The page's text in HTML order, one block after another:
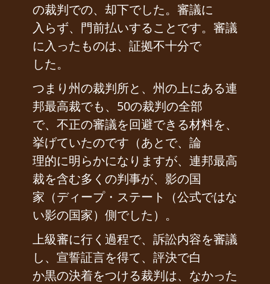
の裁判での、却下でした。審議に
入らず、門前払いすることです。審議
に入ったものは、証拠不十分で
した。
つまり州の裁判所と、州の上にある連
邦最高裁でも、50の裁判の全部
で、不正の審議を回避できる材料を、
挙げていたのです（あとで、論
理的に明らかになりますが、連邦最高
裁を含む多くの判事が、影の国
家（ディープ・ステート（公式ではな
い影の国家）側でした）。
上級審に行く過程で、訴訟内容を審議
し、宣誓証言を得て、評決で白
か黒の決着をつける裁判は、なかった